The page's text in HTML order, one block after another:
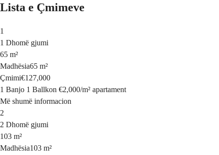
Lista e Çmimeve
1
1 Dhomë gjumi
65 m²
Madhësia65 m²
Çmimi€127,000
1 Banjo 1 Ballkon €2,000/m² apartament
Më shumë informacion
2
2 Dhomë gjumi
103 m²
Madhësia103 m²